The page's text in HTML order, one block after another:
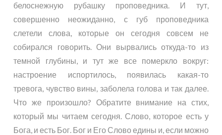
белоснежную рубашку проповедника. И тут,
совершенно неожиданно, с губ проповедника
слетели слова, которые он сегодня совсем не
собирался говорить. Они вырвались откуда-то из
темной глубины, и тут же все померкло вокруг:
настроение испортилось, появилась какая-то
тревога, чувство вины, заболела голова и так далее.
Что же произошло? Обратите внимание на стих,
который мы читаем сегодня. Слово, которое есть у
Бога, и есть Бог. Бог и Его Слово едины и, если можно